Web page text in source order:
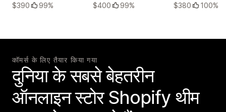
$390
99%
$400
99%
$380
100%
कॉमर्स के लिए तैयार किया गया
दुनिया के सबसे बेहतरीन
ऑनलाइन स्टोर Shopify थीम